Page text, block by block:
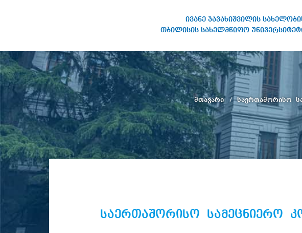
ივანე ჯავახიშვილის
თბილისის სახელმწიფო
სახელობის თბილისის
სახელმწიფო უნივერსიტეტი
მთავარი საერთაშორისო
საერთაშორისო სამეცნიერო